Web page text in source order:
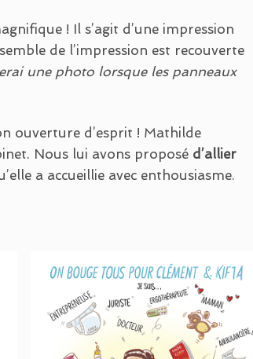
! Il s’agit d’une impression
de l’impression est recouverte
une photo lorsque les panneaux
ouverture d’esprit ! Mathilde
Nous lui avons proposé d’allier
a accueillie avec enthousiasme.